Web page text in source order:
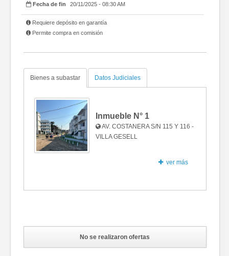
Fecha de fin
20/11/2025 - 08:30 AM
Requiere depósito en garantía
Permite compra en comisión
Bienes a subastar Datos Judiciales
Inmueble N° 1
AV. COSTANERA S/N 115 Y 116 -
VILLA GESELL
ver más
No se realizaron ofertas